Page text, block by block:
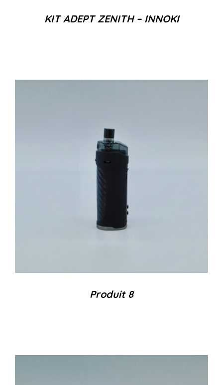
KIT ADEPT ZENITH – INNOKI
Produit 8